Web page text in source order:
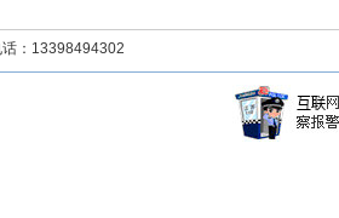
话：13398494302